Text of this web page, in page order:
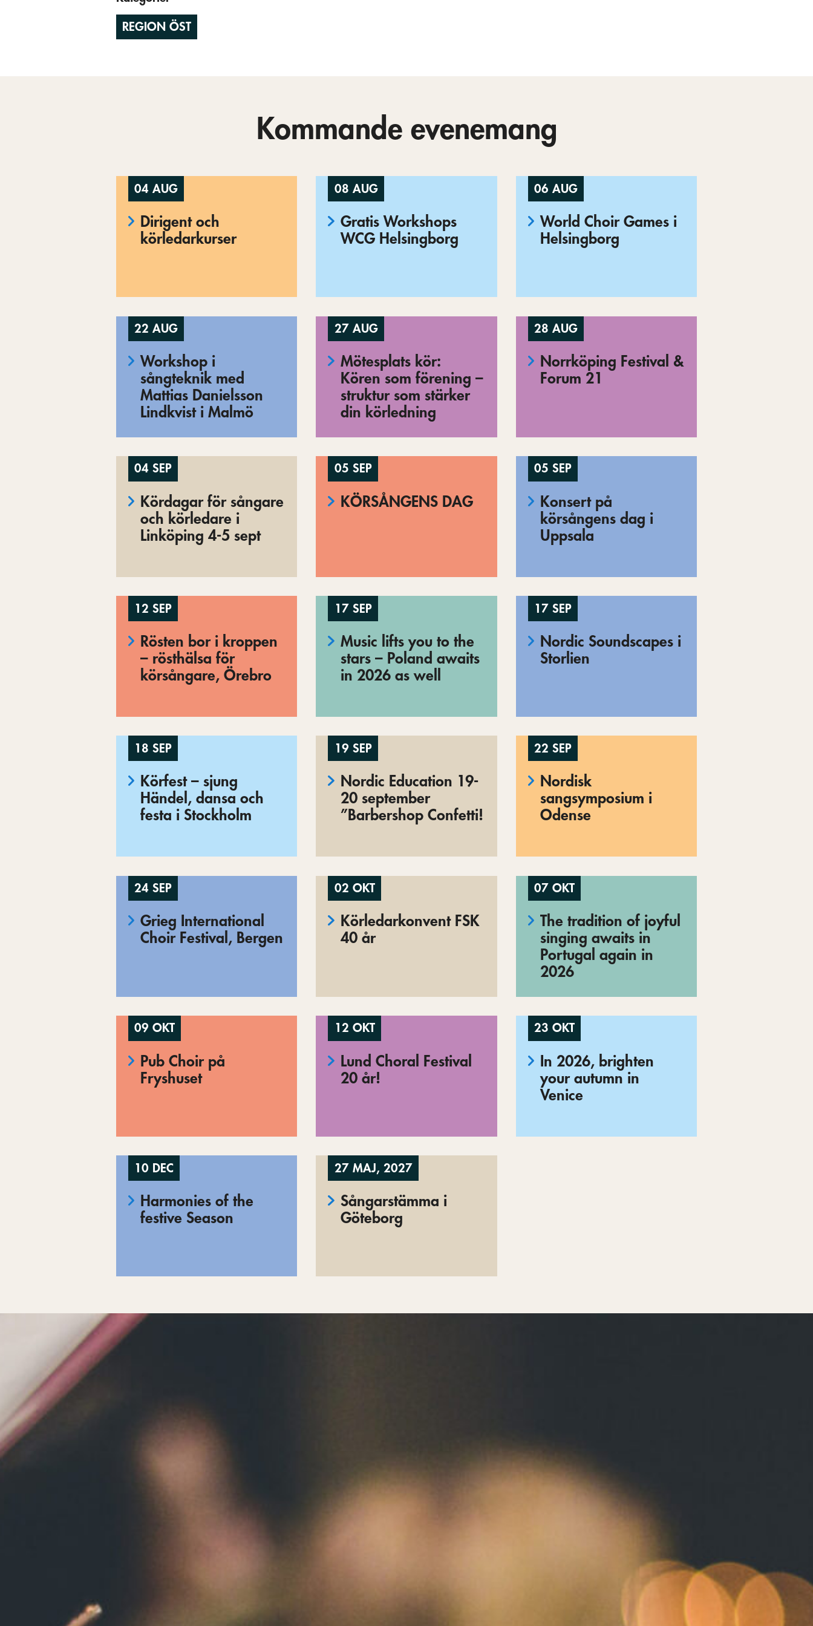
REGION ÖST
Kommande evenemang
04 AUG
Dirigent och
körledarkurser
08 AUG
Gratis Workshops
WCG Helsingborg
06 AUG
World Choir Games i
Helsingborg
22 AUG
Workshop i
sångteknik med
Mattias Danielsson
Lindkvist i Malmö
27 AUG
Mötesplats kör:
Kören som förening –
struktur som stärker
din körledning
28 AUG
Norrköping Festival &
Forum 21
04 SEP
Kördagar för sångare
och körledare i
Linköping 4-5 sept
05 SEP
KÖRSÅNGENS DAG
05 SEP
Konsert på
körsångens dag i
Uppsala
12 SEP
Rösten bor i kroppen
– rösthälsa för
körsångare, Örebro
17 SEP
Music lifts you to the
stars – Poland awaits
in 2026 as well
17 SEP
Nordic Soundscapes i
Storlien
18 SEP
Körfest – sjung
Händel, dansa och
festa i Stockholm
19 SEP
Nordic Education 19-
20 september
”Barbershop Confetti!
22 SEP
Nordisk
sangsymposium i
Odense
24 SEP
Grieg International
Choir Festival, Bergen
02 OKT
Körledarkonvent FSK
40 år
07 OKT
The tradition of joyful
singing awaits in
Portugal again in
2026
09 OKT
Pub Choir på
Fryshuset
12 OKT
Lund Choral Festival
20 år!
23 OKT
In 2026, brighten
your autumn in
Venice
10 DEC
Harmonies of the
festive Season
27 MAJ, 2027
Sångarstämma i
Göteborg